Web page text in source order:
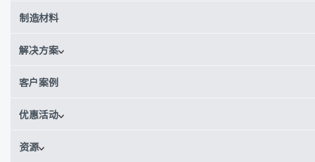
制造材料
解决方案
客户案例
优惠活动
资源